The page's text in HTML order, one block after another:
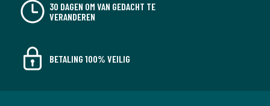
30 DAGEN OM VAN GEDACHT TE
VERANDEREN
BETALING 100% VEILIG